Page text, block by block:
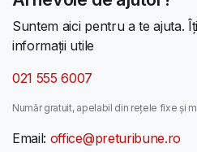
Suntem aici pentru a te ajuta.
informații utile
021 555 6007
Număr gratuit, apelabil din rețele fixe și
Email: office@preturibune.ro